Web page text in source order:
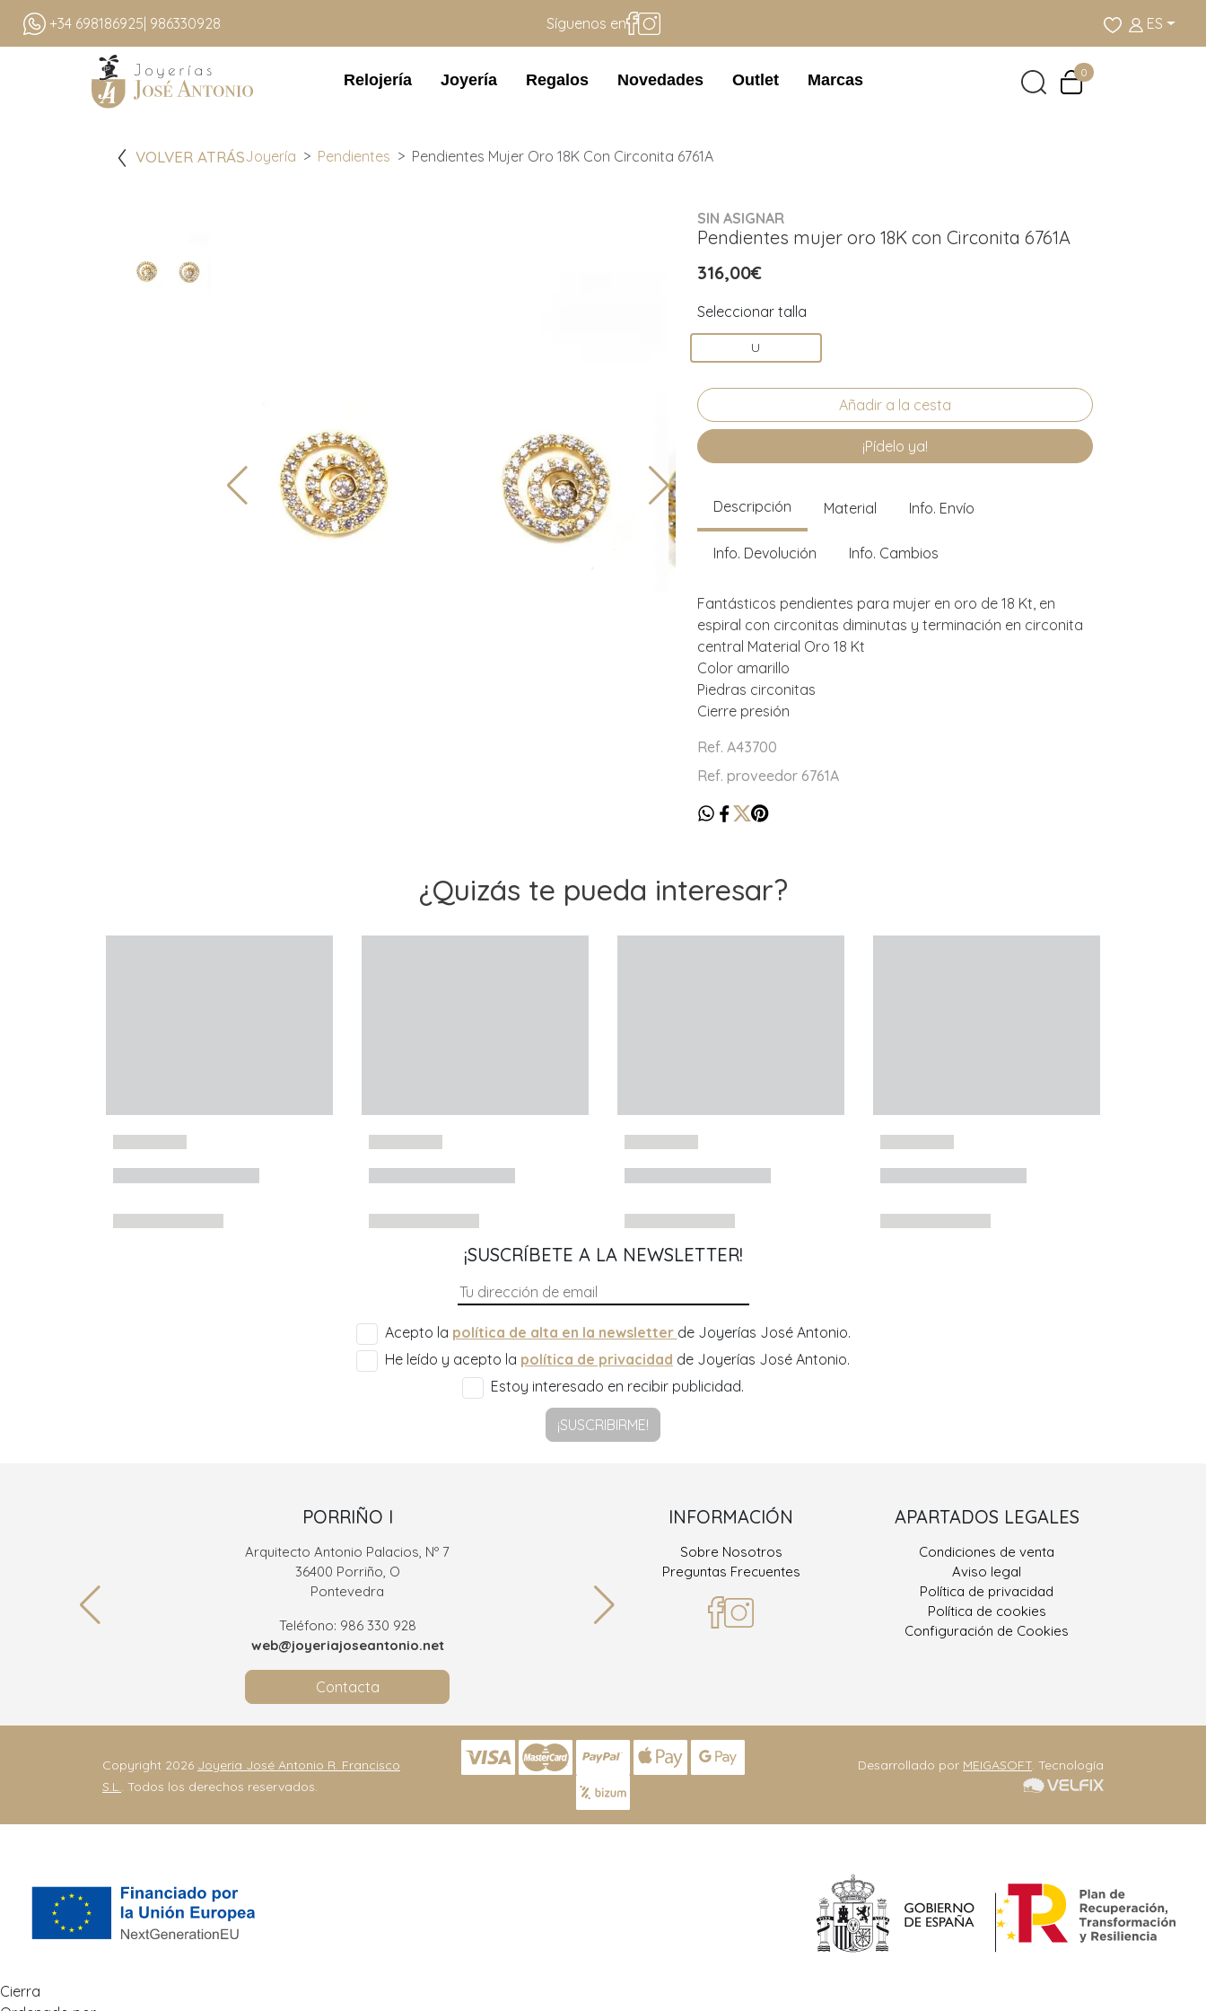
+34 698186925 | 986330928 Síguenos en ES
Relojería Joyería Regalos Novedades Outlet Marcas 0
VOLVER ATRÁSJoyería Pendientes Pendientes Mujer Oro 18K Con Circonita 6761A
SIN ASIGNAR
Pendientes mujer oro 18K con Circonita 6761A
316,00€
Seleccionar talla
U
¡Pídelo ya!
Descripción Material Info. Envío
Info. Devolución Info. Cambios
Fantásticos pendientes para mujer en oro de 18 Kt, en
espiral con circonitas diminutas y terminación en circonita
central Material Oro 18 Kt
Color amarillo
Piedras circonitas
Cierre presión
Ref. A43700
Ref. proveedor 6761A
¿Quizás te pueda interesar?
¡SUSCRÍBETE A LA NEWSLETTER!
Acepto la política de alta en la newsletter de Joyerías José Antonio.
He leído y acepto la política de privacidad de Joyerías José Antonio.
Estoy interesado en recibir publicidad.
¡SUSCRIBIRME!
PORRIÑO I
Arquitecto Antonio Palacios, Nº 7
36400 Porriño, O
Pontevedra
Teléfono: 986 330 928
web@joyeriajoseantonio.net
Contacta
Ramón González, Nº 9
36400 Porriño, O
Teléfono: 986 330 928
INFORMACIÓN
Sobre Nosotros
Preguntas Frecuentes
APARTADOS LEGALES
Condiciones de venta
Aviso legal
Política de privacidad
Política de cookies
Configuración de Cookies
Copyright 2026 Joyeria José Antonio R. Francisco
S.L.. Todos los derechos reservados.
Desarrollado por MEIGASOFT. Tecnología
Cierra